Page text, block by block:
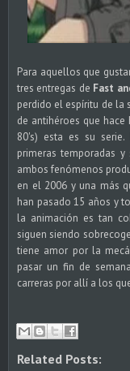
Para aquellos que
tres entregas de Fast
perdido el espíritu de la
de antihéroes que
80's) esta es su serie.
primeras temporadas
ambos fenómenos
en el 2006 y una más
han pasado 15 años y
la animación es tan
siguen siendo
tiene amor por la
pasar un fin de
carreras por allí a los
Related Posts: